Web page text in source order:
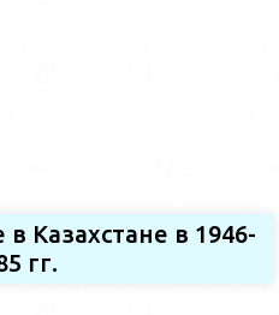
Казахстане в 1946-
гг.